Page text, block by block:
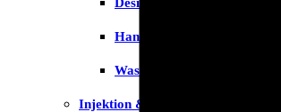
Handschuhe
Waschlotion
Injektion & Infusion